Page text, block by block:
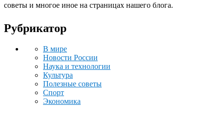
советы и многое иное на страницах нашего блога.
Рубрикатор
В мире
Новости России
Наука и технологии
Культура
Полезные советы
Спорт
Экономика